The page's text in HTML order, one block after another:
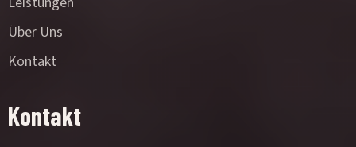
Über Uns
Kontakt
Kontakt